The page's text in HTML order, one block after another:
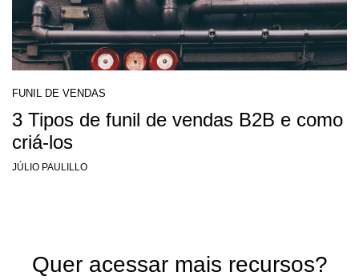
FUNIL DE VENDAS
3 Tipos de funil de vendas B2B e como
criá-los
JÚLIO PAULILLO
Quer acessar mais recursos?